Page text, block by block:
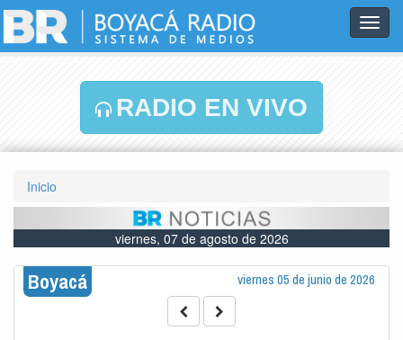
RADIO EN VIVO
Inicio
viernes, 07 de agosto de 2026
Boyacá viernes 05 de junio de 2026